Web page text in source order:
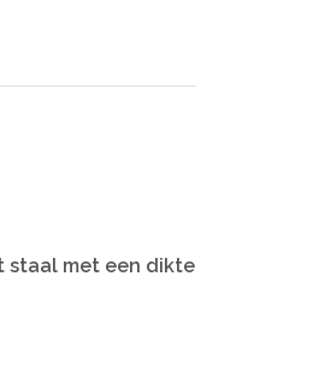
staal met een dikte